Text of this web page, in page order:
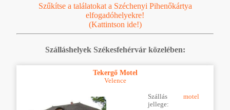
Szűkítse a találatokat a Széchenyi Pihenőkártya
elfogadóhelyekre!
(Kattintson ide!)
Szálláshelyek Székesfehérvár közelében:
Tekergő Motel
Velence
Szállás
jellege:
motel